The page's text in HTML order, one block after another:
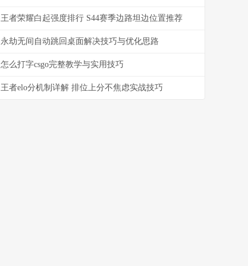
王者荣耀白起强度排行 S44赛季边路坦边位置推荐
永劫无间自动跳回桌面解决技巧与优化思路
怎么打字csgo完整教学与实用技巧
王者elo分机制详解 排位上分不焦虑实战技巧